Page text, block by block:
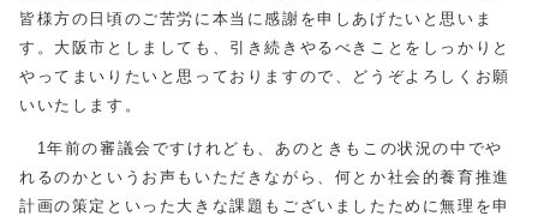
皆様方の日頃のご苦労に本当に感謝を申しあげたいと思いま
す。大阪市としましても、引き続きやるべきことをしっかりと
やってまいりたいと思っておりますので、どうぞよろしくお願
いいたします。
1年前の審議会ですけれども、あのときもこの状況の中でや
れるのかというお声もいただきながら、何とか社会的養育推進
計画の策定といった大きな課題もございましたために無理を申